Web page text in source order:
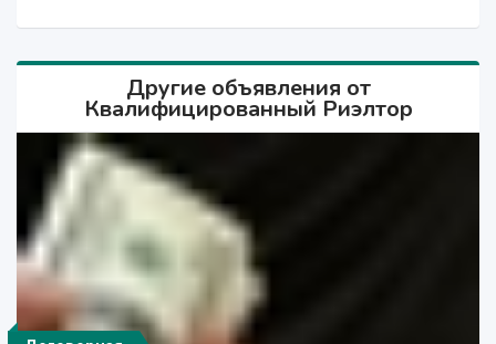
Другие объявления от
Квалифицированный Риэлтор